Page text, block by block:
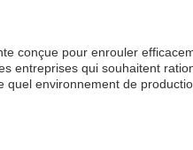
conçue pour enrouler
entreprises qui souhaitent
environnement de